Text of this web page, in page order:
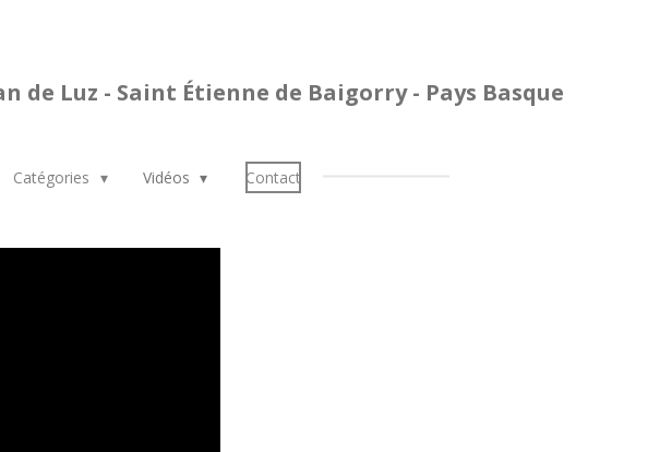
de Luz - Saint Étienne de Baigorry - Pays Basque
Catégories Vidéos Contact